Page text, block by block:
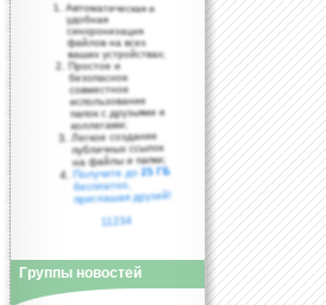
Автоматическая и
удобная
синхронизация
файлов на всех
ваших устройствах;
Простое и
безопасное
совместное
использование
папок с друзьями и
коллегами;
Легкое создание
публичных ссылок
на файлы и папки;
Получите до25 ГБ
бесплатно,
приглашая друзей!
11234
Группы новостей